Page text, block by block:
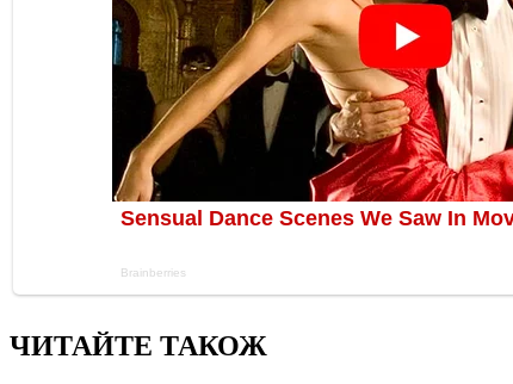
ЧИТАЙТЕ ТАКОЖ